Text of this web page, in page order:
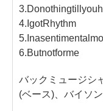
4.IgotRhythm
6.Butnotforme
バックミュージシ
(ベース)、バイソ